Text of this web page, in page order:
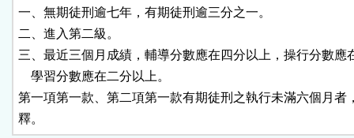
一、無期徒刑逾七年，有期徒刑逾三分之一。
二、進入第二級。
三、最近三個月成績，輔導分數應在四分以上，操行分數應
    學習分數應在二分以上。
第一項第一款、第二項第一款有期徒刑之執行未滿六個月者